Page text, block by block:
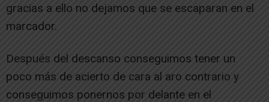
gracias a ello no dejamos que se escaparan en el
marcador.
Después del descanso conseguimos tener un
poco más de acierto de cara al aro contrario y
conseguimos ponernos por delante en el